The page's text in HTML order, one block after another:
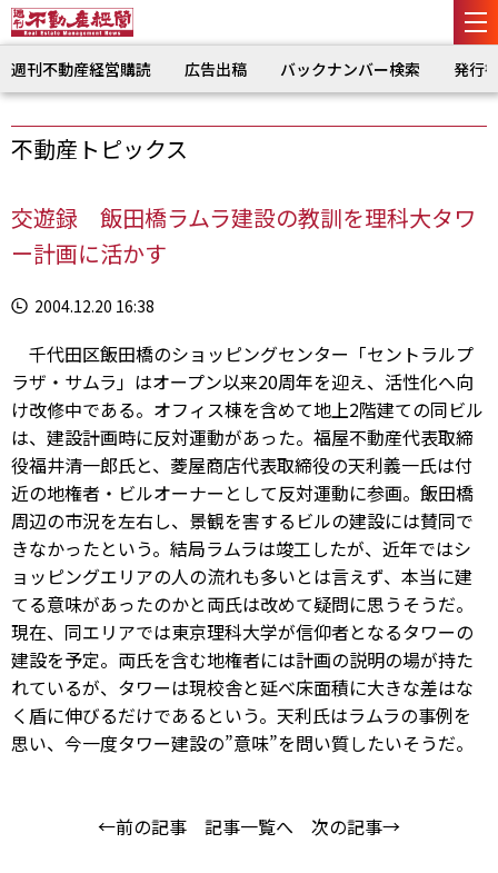
週刊不動産経営購読 広告出稿 バックナンバー検索 発行
不動産トピックス
交遊録 飯田橋ラムラ建設の教訓を理科大タワ
ー計画に活かす
2004.12.20 16:38
千代田区飯田橋のショッピングセンター「セントラルプ
ラザ・サムラ」はオープン以来20周年を迎え、活性化へ向
け改修中である。オフィス棟を含めて地上2階建ての同ビル
は、建設計画時に反対運動があった。福屋不動産代表取締
役福井清一郎氏と、菱屋商店代表取締役の天利義一氏は付
近の地権者・ビルオーナーとして反対運動に参画。飯田橋
周辺の市況を左右し、景観を害するビルの建設には賛同で
きなかったという。結局ラムラは竣工したが、近年ではシ
ョッピングエリアの人の流れも多いとは言えず、本当に建
てる意味があったのかと両氏は改めて疑問に思うそうだ。
現在、同エリアでは東京理科大学が信仰者となるタワーの
建設を予定。両氏を含む地権者には計画の説明の場が持た
れているが、タワーは現校舎と延べ床面積に大きな差はな
く盾に伸びるだけであるという。天利氏はラムラの事例を
思い、今一度タワー建設の”意味”を問い質したいそうだ。
←前の記事 記事一覧へ 次の記事→